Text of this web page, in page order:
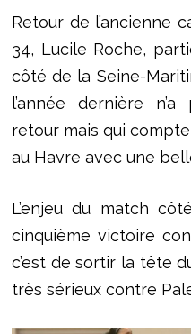
Retour de l’ancienne
34, Lucile Roche,
côté de la Seine-
l’année dernière
retour mais qui
au Havre avec une
L’enjeu du match
cinquième victoire
c’est de sortir la tête
très sérieux contre